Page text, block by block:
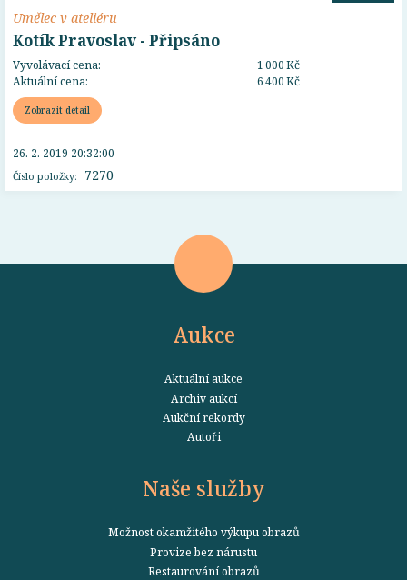
Umělec v ateliéru
Kotík Pravoslav - Připsáno
Vyvolávací cena:
1 000 Kč
Aktuální cena:
6 400 Kč
Zobrazit detail
Číslo položky: 7270
26. 2. 2019 20:32:00
Aukce
Aktuální aukce
Archiv aukcí
Aukční rekordy
Autoři
Naše služby
Možnost okamžitého výkupu obrazů
Provize bez nárustu
Restaurování obrazů